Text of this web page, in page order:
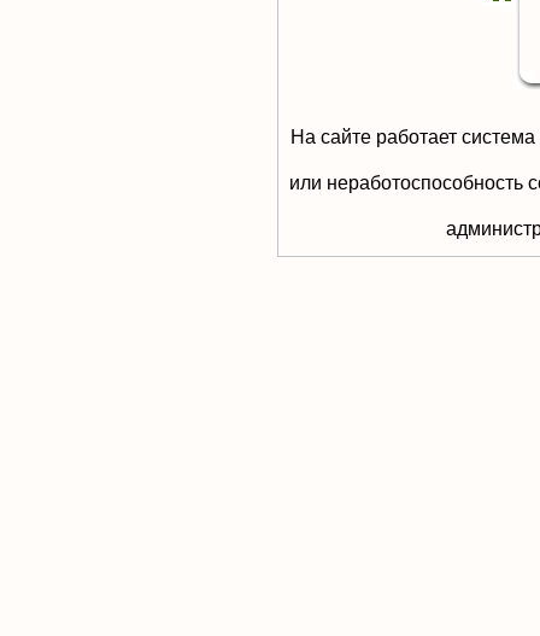
На сайте работает
или неработоспособность